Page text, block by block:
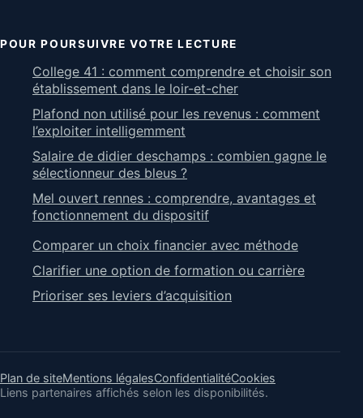
POUR POURSUIVRE VOTRE LECTURE
College 41 : comment comprendre et choisir son
établissement dans le loir-et-cher
Plafond non utilisé pour les revenus : comment
l’exploiter intelligemment
Salaire de didier deschamps : combien gagne le
sélectionneur des bleus ?
Mel ouvert rennes : comprendre, avantages et
fonctionnement du dispositif
Comparer un choix financier avec méthode
Clarifier une option de formation ou carrière
Prioriser ses leviers d’acquisition
Plan de siteMentions légalesConfidentialitéCookies
Liens partenaires affichés selon les disponibilités.